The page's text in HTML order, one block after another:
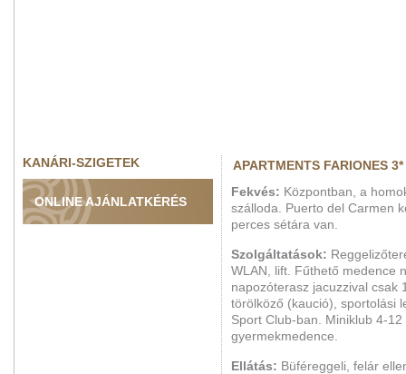
KANÁRI-SZIGETEK
ONLINE AJÁNLATKÉRÉS
APARTMENTS FARIONES 3*
Fekvés: Központban, a
szálloda. Puerto del Carmen
perces sétára van.
Szolgáltatások:
WLAN, lift. Fűthető medence
napozóterasz jacuzzival csak
törölköző (kaució), sportolási
Sport Club-ban. Miniklub 4-
gyermekmedence.
Ellátás: Büféreggeli, felár